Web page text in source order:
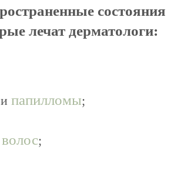
состояния
лечат дерматологи:
и папилломы;
;